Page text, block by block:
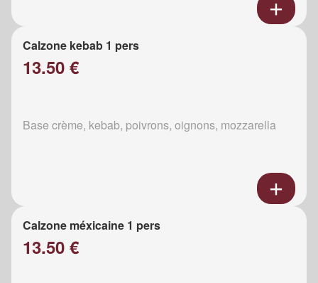
Calzone kebab 1 pers
13.50 €
Base crème, kebab, poivrons, oignons, mozzarella
Calzone méxicaine 1 pers
13.50 €